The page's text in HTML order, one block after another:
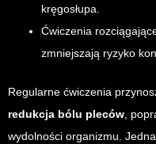
kręgosłupa.
Ćwiczenia
zmniejszają ryzyko
Regularne ćwiczenia
redukcja bólu pleców,
wydolności organizmu.